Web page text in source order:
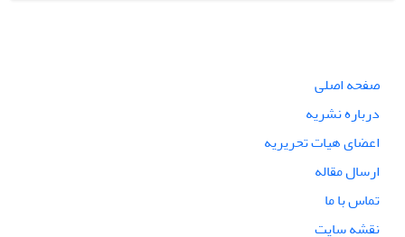
صفحه اصلی
درباره نشریه
اعضای هیات تحریریه
ارسال مقاله
تماس با ما
نقشه سایت